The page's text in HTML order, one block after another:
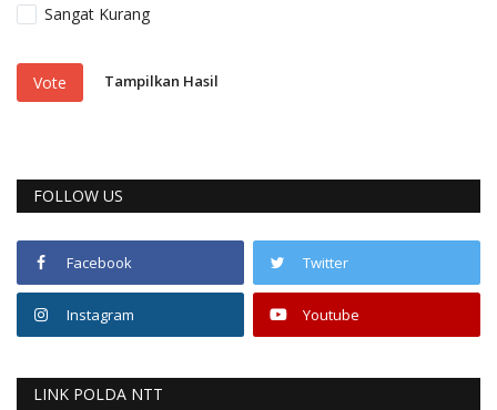
Sangat Kurang
Vote Tampilkan Hasil
FOLLOW US
Facebook Twitter
Instagram Youtube
LINK POLDA NTT